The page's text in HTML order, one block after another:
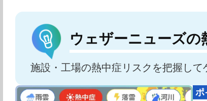
ウェザーニューズの
施設・工場の熱中症リスクを把握し
ポ